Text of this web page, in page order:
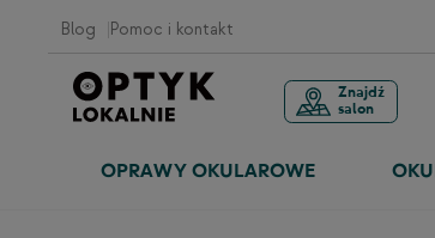
Blog Pomoc i kontakt
Znajdź
salon
OPRAWY OKULAROWE